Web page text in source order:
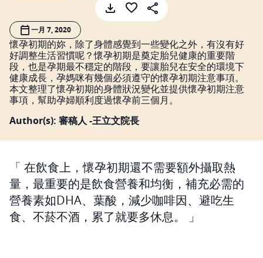
一月 7, 2020
懷孕初期的妳，除了身體感覺到一些變化之外，有沒有好
好調整生活習慣呢？懷孕初期是奠定胎兒健康的重要階
段，也是孕期最不穩定的階段，要讓胎兒在安全的環境下
健康成長，孕媽咪有幾個必須遵守的懷孕初期注意事項。
本文整理了懷孕初期的身體狀況變化並提供懷孕初期注意
事項，幫助孕婦順利度過懷孕前三個月。
Author(s): 審稿人 -王立文院長
在飲食上，懷孕初期還不需要額外攝取熱
量，最重要的是飲食營養和均衡，補充必需的
營養素如DHA、葉酸，減少咖啡因、避吃生
食、不菸不酒，累了就要多休息。